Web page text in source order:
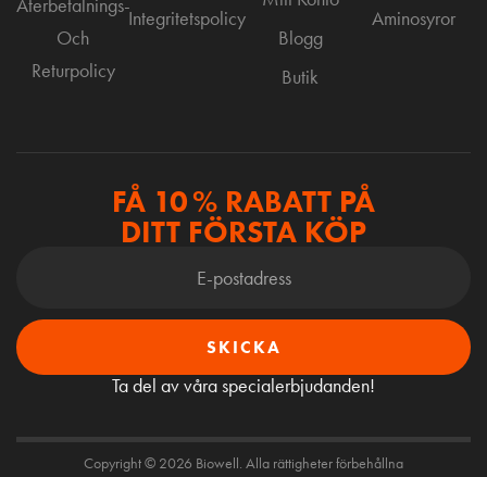
Återbetalnings-
Och
Returpolicy
Integritetspolicy
Blogg
Butik
Aminosyror
FÅ 10 % RABATT PÅ
DITT FÖRSTA KÖP
SKICKA
Ta del av våra specialerbjudanden!
Copyright © 2026 Biowell. Alla rättigheter förbehållna